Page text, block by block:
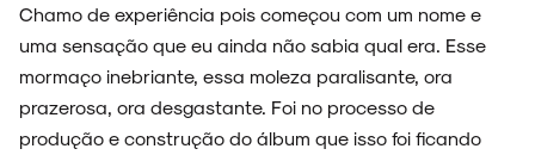
ENTREVISTAS
Chamo de experiência pois começou com um nome e
uma sensação que eu ainda não sabia qual era. Esse
mormaço inebriante, essa moleza paralisante, ora
prazerosa, ora desgastante. Foi no processo de
produção e construção do álbum que isso foi ficando